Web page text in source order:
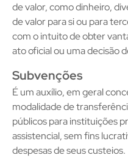
de valor, como dinheiro,
de valor para si ou para
com o intuito de obter
ato oficial ou uma decisão
Subvenções
É um auxílio, em geral
modalidade de
públicos para instituições
assistencial, sem fins
despesas de seus custeios.